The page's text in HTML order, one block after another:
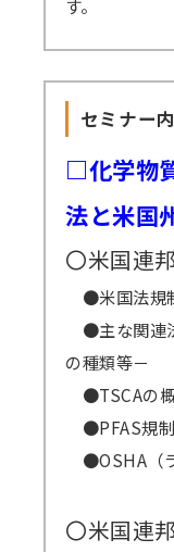
了日は変わり
ーの場合、
聴可能です。
それに応じて
ます。
原則、配
万一、見
場合、（見逃
逃し視聴な
承ください。
す。
セミナー
□化学物
法と米国
〇米国連
●米国法規
●主な関連
の種類等－
●TSCAの
●PFAS規
●OSHA（
〇米国連